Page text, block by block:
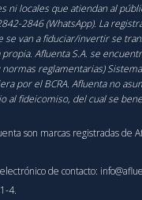
ni locales que atiendan al
2846 (WhatsApp). La
van a fiduciar/invertir se
Afluenta S.A. se
normas reglamentarias)
por el BCRA. Afluenta no
al fideicomiso, del cual se
son marcas registradas de
de contacto:
4.